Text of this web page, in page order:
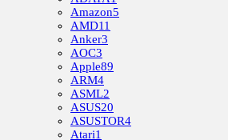
Amazon5
AMD11
Anker3
AOC3
Apple89
ARM4
ASML2
ASUS20
ASUSTOR4
Atari1